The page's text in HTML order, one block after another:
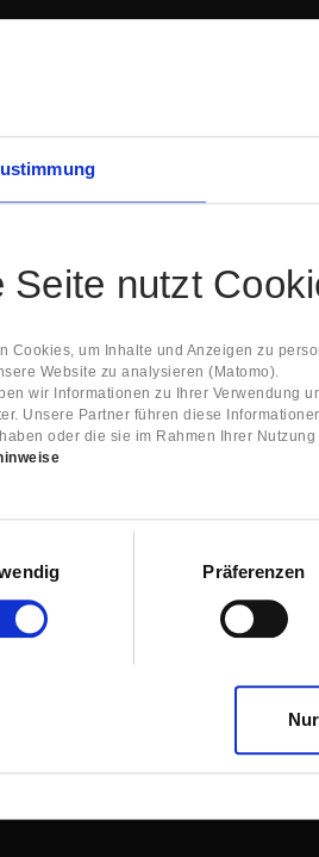
Seite nutzt
Cookies, um Inhalte und Anzeigen zu
Website zu analysieren (Matomo).
wir Informationen zu Ihrer Verwendung
Unsere Partner führen diese
oder die sie im Rahmen Ihrer
Präferenzen